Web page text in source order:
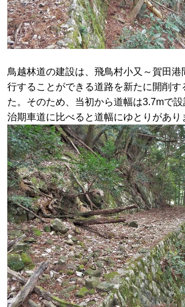
鳥越林道の建設は、飛鳥村小又～賀田港
行することができる道路を新たに開削す
た。そのため、当初から道幅は3.7mで
治期車道に比べると道幅にゆとりがあり